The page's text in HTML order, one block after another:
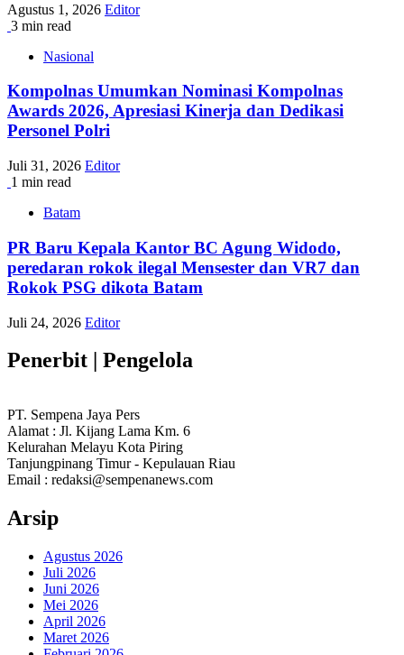
Agustus 1, 2026 Editor
3 min read
Nasional
Kompolnas Umumkan Nominasi Kompolnas
Awards 2026, Apresiasi Kinerja dan Dedikasi
Personel Polri
Juli 31, 2026 Editor
1 min read
Batam
PR Baru Kepala Kantor BC Agung Widodo,
peredaran rokok ilegal Mensester dan VR7 dan
Rokok PSG dikota Batam
Juli 24, 2026 Editor
Penerbit | Pengelola
PT. Sempena Jaya Pers
Alamat : Jl. Kijang Lama Km. 6
Kelurahan Melayu Kota Piring
Tanjungpinang Timur - Kepulauan Riau
Email : redaksi@sempenanews.com
Arsip
Agustus 2026
Juli 2026
Juni 2026
Mei 2026
April 2026
Maret 2026